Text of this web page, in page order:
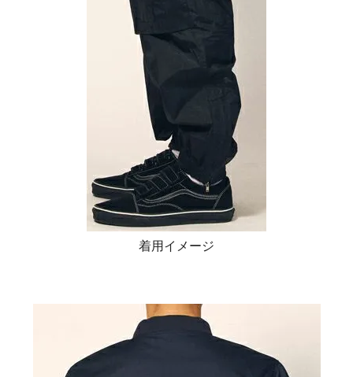
着用イメージ